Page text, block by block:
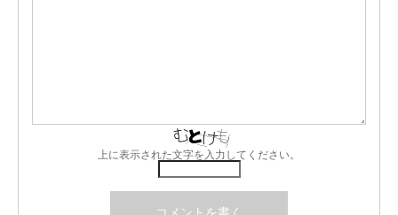
上に表示された文字を入力してください。